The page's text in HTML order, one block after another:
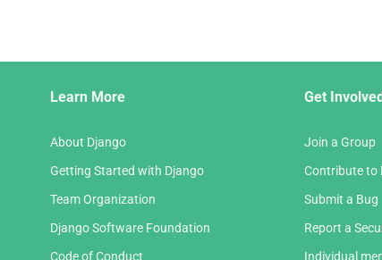
Learn More
About Django
Getting Started with Django
Team Organization
Django Software Foundation
Code of Conduct
Get Involved
Join a Group
Contribute to
Submit a Bug
Report a
Individual